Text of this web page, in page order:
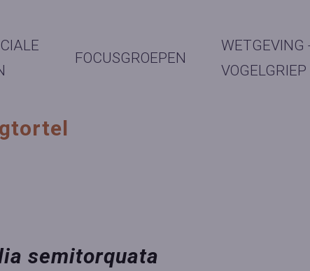
FOCUSGROEPEN
WETGEVING
VOGELGRIEP
semitorquata